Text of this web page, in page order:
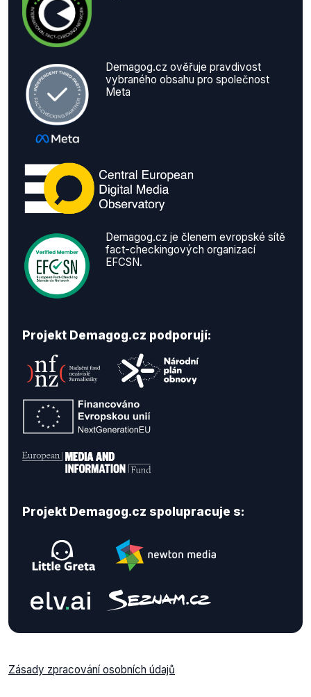
Demagog.cz ověřuje pravdivost
vybraného obsahu pro společnost
Meta
Demagog.cz je členem evropské sítě
fact-checkingových organizací
EFCSN.
Projekt Demagog.cz podporují:
Projekt Demagog.cz spolupracuje s:
Zásady zpracování osobních údajů